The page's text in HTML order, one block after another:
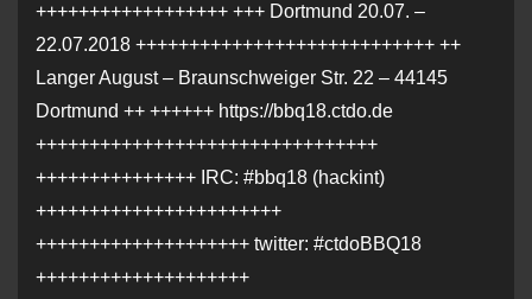
++++++++++++++++++ +++ Dortmund 20.07. –
22.07.2018 ++++++++++++++++++++++++++++ ++
Langer August – Braunschweiger Str. 22 – 44145
Dortmund ++ ++++++ https://bbq18.ctdo.de
++++++++++++++++++++++++++++++++
+++++++++++++++ IRC: #bbq18 (hackint)
+++++++++++++++++++++++
++++++++++++++++++++ twitter: #ctdoBBQ18
++++++++++++++++++++